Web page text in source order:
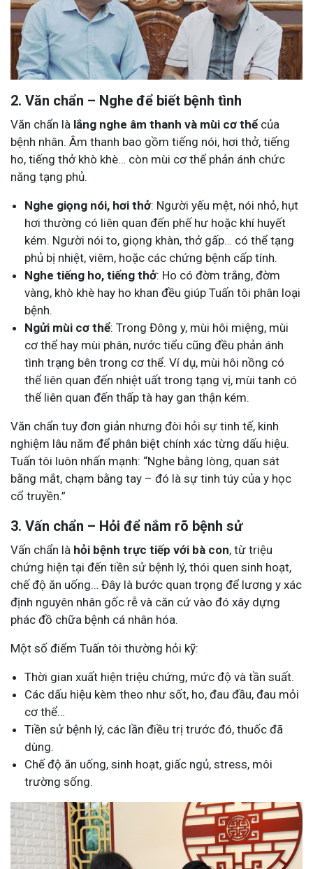
2. Văn chẩn – Nghe để biết bệnh tình
Văn chẩn là lắng nghe âm thanh và mùi cơ thể của
bệnh nhân. Âm thanh bao gồm tiếng nói, hơi thở, tiếng
ho, tiếng thở khò khè… còn mùi cơ thể phản ánh chức
năng tạng phủ.
Nghe giọng nói, hơi thở: Người yếu mệt, nói nhỏ, hụt
hơi thường có liên quan đến phế hư hoặc khí huyết
kém. Người nói to, giọng khàn, thở gấp… có thể tạng
phủ bị nhiệt, viêm, hoặc các chứng bệnh cấp tính.
Nghe tiếng ho, tiếng thở: Ho có đờm trắng, đờm
vàng, khò khè hay ho khan đều giúp Tuấn tôi phân loại
bệnh.
Ngửi mùi cơ thể: Trong Đông y, mùi hôi miệng, mùi
cơ thể hay mùi phân, nước tiểu cũng đều phản ánh
tình trạng bên trong cơ thể. Ví dụ, mùi hôi nồng có
thể liên quan đến nhiệt uất trong tạng vị, mùi tanh có
thể liên quan đến thấp tà hay gan thận kém.
Văn chẩn tuy đơn giản nhưng đòi hỏi sự tinh tế, kinh
nghiệm lâu năm để phân biệt chính xác từng dấu hiệu.
Tuấn tôi luôn nhấn mạnh: “Nghe bằng lòng, quan sát
bằng mắt, chạm bằng tay – đó là sự tinh túy của y học
cổ truyền.”
3. Vấn chẩn – Hỏi để nắm rõ bệnh sử
Vấn chẩn là hỏi bệnh trực tiếp với bà con, từ triệu
chứng hiện tại đến tiền sử bệnh lý, thói quen sinh hoạt,
chế độ ăn uống… Đây là bước quan trọng để lương y xác
định nguyên nhân gốc rễ và căn cứ vào đó xây dựng
phác đồ chữa bệnh cá nhân hóa.
Một số điểm Tuấn tôi thường hỏi kỹ:
Thời gian xuất hiện triệu chứng, mức độ và tần suất.
Các dấu hiệu kèm theo như sốt, ho, đau đầu, đau mỏi
cơ thể…
Tiền sử bệnh lý, các lần điều trị trước đó, thuốc đã
dùng.
Chế độ ăn uống, sinh hoạt, giấc ngủ, stress, môi
trường sống.